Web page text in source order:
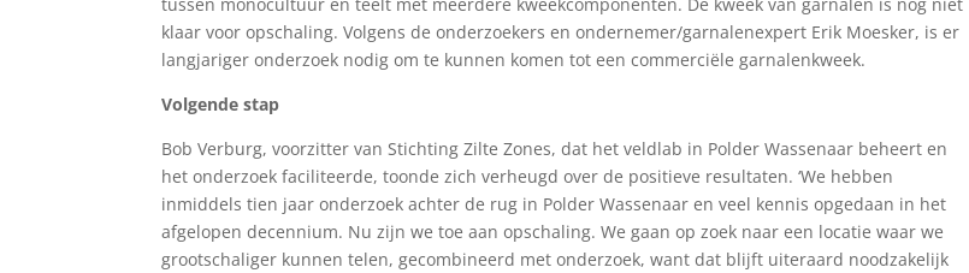
klaar voor opschaling. Volgens de onderzoekers en ondernemer/garnalenexpert Erik Moesker, is er
langjariger onderzoek nodig om te kunnen komen tot een commerciële garnalenkweek.
Volgende stap
Bob Verburg, voorzitter van Stichting Zilte Zones, dat het veldlab in Polder Wassenaar beheert en
het onderzoek faciliteerde, toonde zich verheugd over de positieve resultaten. ‘We hebben
inmiddels tien jaar onderzoek achter de rug in Polder Wassenaar en veel kennis opgedaan in het
afgelopen decennium. Nu zijn we toe aan opschaling. We gaan op zoek naar een locatie waar we
grootschaliger kunnen telen, gecombineerd met onderzoek, want dat blijft uiteraard noodzakelijk